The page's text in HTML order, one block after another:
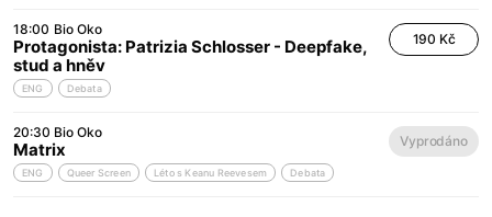
18:00 Bio Oko
Protagonista: Patrizia Schlosser - Deepfake,
stud a hněv
ENG Debata
190 Kč
20:30 Bio Oko
Matrix
ENG Queer Screen Léto s Keanu Reevesem Debata
Vyprodáno